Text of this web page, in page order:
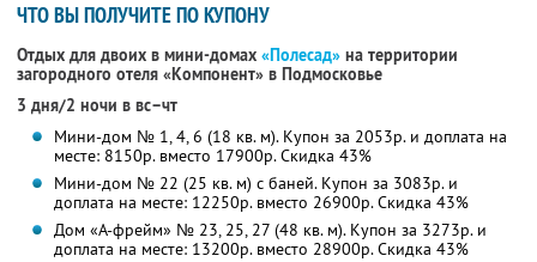
ЧТО ВЫ ПОЛУЧИТЕ ПО КУПОНУ
Отдых для двоих в мини-домах «Полесад» на территории
загородного отеля «Компонент» в Подмосковье
3 дня/2 ночи в вс–чт
Мини-дом № 1, 4, 6 (18 кв. м). Купон за 2053р. и доплата на
месте: 8150р. вместо 17900р. Скидка 43%
Мини-дом № 22 (25 кв. м) с баней. Купон за 3083р. и
доплата на месте: 12250р. вместо 26900р. Скидка 43%
Дом «А-фрейм» № 23, 25, 27 (48 кв. м). Купон за 3273р. и
доплата на месте: 13200р. вместо 28900р. Скидка 43%